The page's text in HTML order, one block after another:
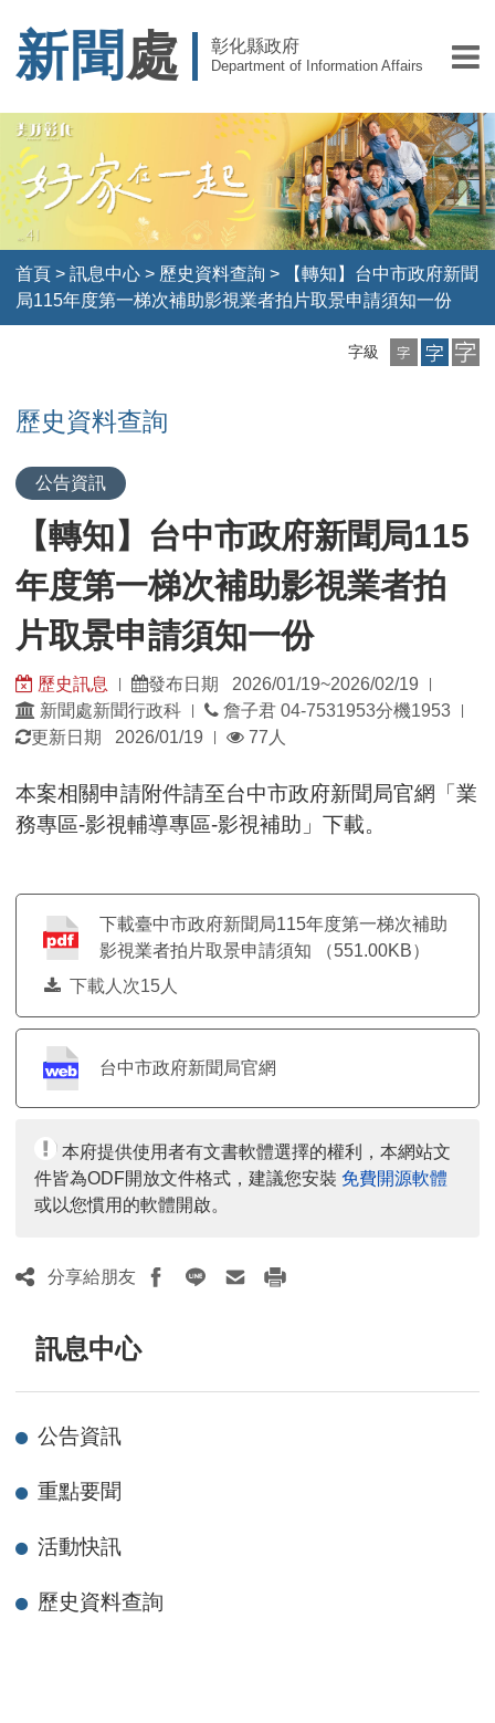
新聞 處 彰化縣政府
Department of Information Affairs
首頁 >訊息中心 > 歷史資料查詢 >
【轉知】台中市政府新聞
局115年度第一梯次補助影視業者拍片取景申請須知一份
字級
小
字
中
字
大
字
訊息中心
公告資訊
重點要聞
活動快訊
歷史資料查詢
歷史資料查詢
公告資訊
【轉知】台中市政府新聞局115
年度第一梯次補助影視業者拍
片取景申請須知一份
歷史訊息 | 發布日期 2026/01/19~2026/02/19 |
發
佈
位：
新聞處新聞行政科 |
發
佈
期：
詹子君 04-7531953分機1953 |
更新日期 2026/01/19 |
瀏
人
數：
77人
本案相關申請附件請至台中市政府新聞局官網「業
務專區-影視輔導專區-影視補助」下載。
下載臺中市政府新聞局115年度第一梯次補助
影視業者拍片取景申請須知 （551.00KB）
下載人次15人
台中市政府新聞局官網
本府提供使用者有文書軟體選擇的權利，本網站文
件皆為ODF開放文件格式，建議您安裝 免費開源軟體
或以您慣用的軟體開啟。
分享給朋友